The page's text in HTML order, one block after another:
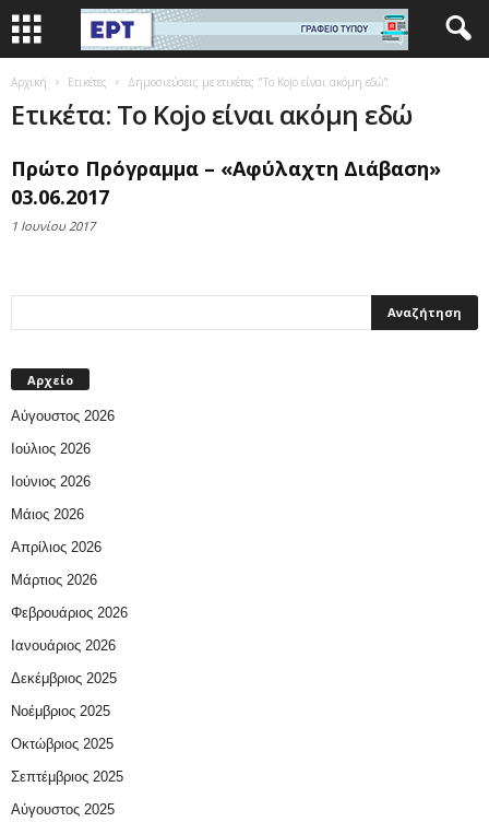
Αρχική Ετικέτες Δημοσιεύσεις με ετικέτες "To Kojo είναι ακόμη εδώ"
Ετικέτα: To Kojo είναι ακόμη εδώ
Πρώτο Πρόγραμμα – «Αφύλαχτη Διάβαση»
03.06.2017
1 Ιουνίου 2017
Αρχείο
Αύγουστος 2026
Ιούλιος 2026
Ιούνιος 2026
Μάιος 2026
Απρίλιος 2026
Μάρτιος 2026
Φεβρουάριος 2026
Ιανουάριος 2026
Δεκέμβριος 2025
Νοέμβριος 2025
Οκτώβριος 2025
Σεπτέμβριος 2025
Αύγουστος 2025